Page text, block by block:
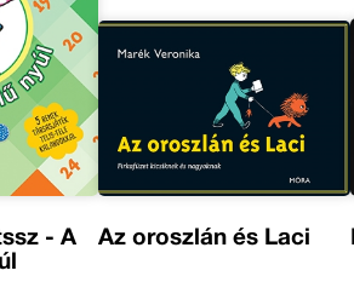
- A
Az oroszlán és Laci